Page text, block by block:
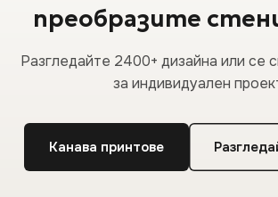
преобразите
Разгледайте 2400+ дизайна или се
за индивидуален
Канава принтове